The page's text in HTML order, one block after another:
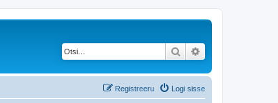
Otsi
Logi sisse
Registreeru